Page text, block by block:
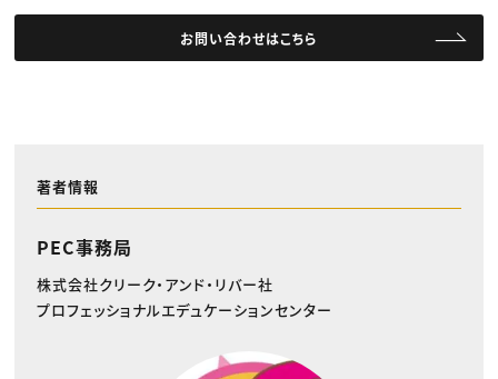
お問い合わせはこちら
著者情報
PEC事務局
株式会社クリーク・アンド・リバー社
プロフェッショナルエデュケーションセンター